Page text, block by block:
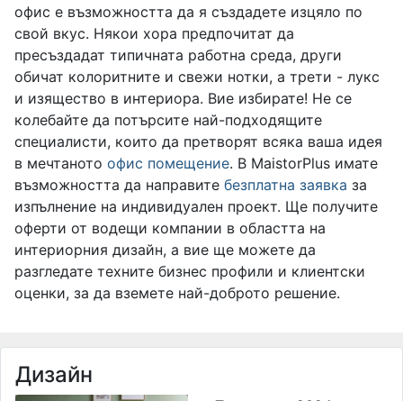
офис е възможността да я създадете изцяло по
свой вкус. Някои хора предпочитат да
пресъздадат типичната работна среда, други
обичат колоритните и свежи нотки, а трети - лукс
и изящество в интериора. Вие избирате! Не се
колебайте да потърсите най-подходящите
специалисти, които да претворят всяка ваша идея
в мечтаното офис помещение. В MaistorPlus имате
възможността да направите безплатна заявка за
изпълнение на индивидуален проект. Ще получите
оферти от водещи компании в областта на
интериорния дизайн, а вие ще можете да
разгледате техните бизнес профили и клиентски
оценки, за да вземете най-доброто решение.
Дизайн